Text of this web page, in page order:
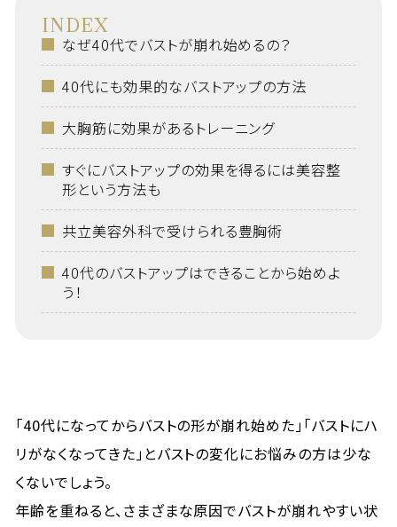
INDEX
なぜ40代でバストが崩れ始めるの？
40代にも効果的なバストアップの方法
大胸筋に効果があるトレーニング
すぐにバストアップの効果を得るには美容整
形という方法も
共立美容外科で受けられる豊胸術
40代のバストアップはできることから始めよ
う！
「40代になってからバストの形が崩れ始めた」「バストにハ
リがなくなってきた」とバストの変化にお悩みの方は少な
くないでしょう。
年齢を重ねると、さまざまな原因でバストが崩れやすい状